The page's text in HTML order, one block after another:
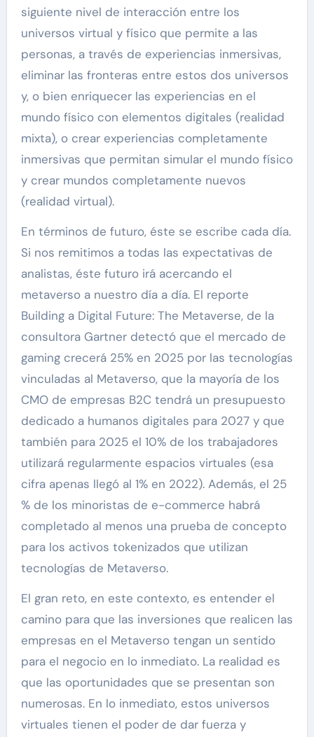
siguiente nivel de interacción entre los
universos virtual y físico que permite a las
personas, a través de experiencias inmersivas,
eliminar las fronteras entre estos dos universos
y, o bien enriquecer las experiencias en el
mundo físico con elementos digitales (realidad
mixta), o crear experiencias completamente
inmersivas que permitan simular el mundo físico
y crear mundos completamente nuevos
(realidad virtual).
En términos de futuro, éste se escribe cada día.
Si nos remitimos a todas las expectativas de
analistas, éste futuro irá acercando el
metaverso a nuestro día a día. El reporte
Building a Digital Future: The Metaverse, de la
consultora Gartner detectó que el mercado de
gaming crecerá 25% en 2025 por las tecnologías
vinculadas al Metaverso, que la mayoría de los
CMO de empresas B2C tendrá un presupuesto
dedicado a humanos digitales para 2027 y que
también para 2025 el 10% de los trabajadores
utilizará regularmente espacios virtuales (esa
cifra apenas llegó al 1% en 2022). Además, el 25
% de los minoristas de e-commerce habrá
completado al menos una prueba de concepto
para los activos tokenizados que utilizan
tecnologías de Metaverso.
El gran reto, en este contexto, es entender el
camino para que las inversiones que realicen las
empresas en el Metaverso tengan un sentido
para el negocio en lo inmediato. La realidad es
que las oportunidades que se presentan son
numerosas. En lo inmediato, estos universos
virtuales tienen el poder de dar fuerza y